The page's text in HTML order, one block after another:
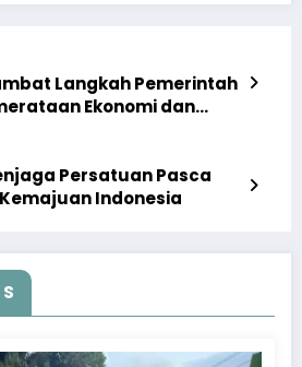
Langkah Pemerintah
Ekonomi dan
Persatuan Pasca
Indonesia